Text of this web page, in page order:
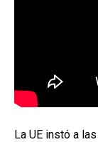
La UE instó a